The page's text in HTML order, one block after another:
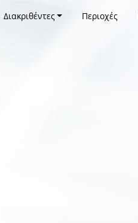
Διακριθέντες Περιοχές